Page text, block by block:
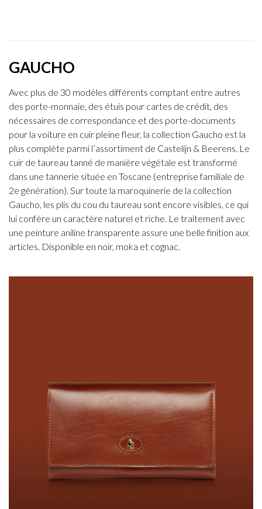
GAUCHO
Avec plus de 30 modèles différents comptant entre autres
des porte-monnaie, des étuis pour cartes de crédit, des
nécessaires de correspondance et des porte-documents
pour la voiture en cuir pleine fleur, la collection Gaucho est la
plus complète parmi l’assortiment de Castelijn & Beerens. Le
cuir de taureau tanné de manière végétale est transformé
dans une tannerie située en Toscane (entreprise familiale de
2e génération). Sur toute la maroquinerie de la collection
Gaucho, les plis du cou du taureau sont encore visibles, ce qui
lui confère un caractère naturel et riche. Le traitement avec
une peinture aniline transparente assure une belle finition aux
articles. Disponible en noir, moka et cognac.